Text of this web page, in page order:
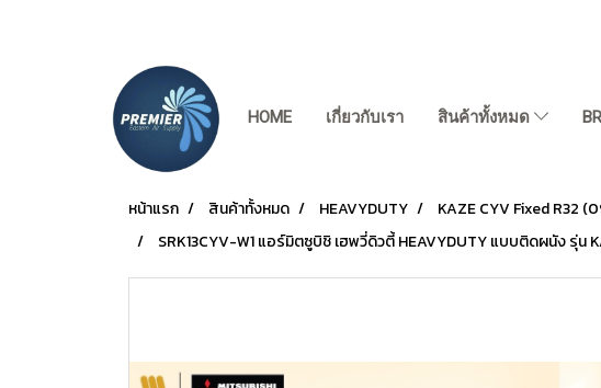
HOME เกี่ยวกับเรา สินค้าทั้งหมด
หน้าแรก สินค้าทั้งหมด HEAVYDUTY
KAZE CYV Fixed R32
SRK13CYV-W1 แอร์มิตซูบิชิ เฮพวี่ดิวตี้ HEAVYDUTY แบบติดผนัง รุ่